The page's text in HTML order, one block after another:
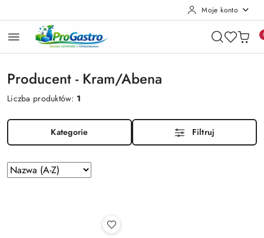
Moje konto
Producent - Kram/Abena
Liczba produktów: 1
Kategorie Filtruj
Zastosowano
sortowanie:
Sortuj
według